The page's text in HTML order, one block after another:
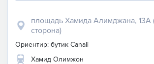
площадь Хамида Алимджана, 13А
сторона)
Ориентир: бутик Canali
Хамид Олимжон